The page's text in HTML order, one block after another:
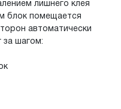
лишнего клея
блок помещается
автоматически
шагом: